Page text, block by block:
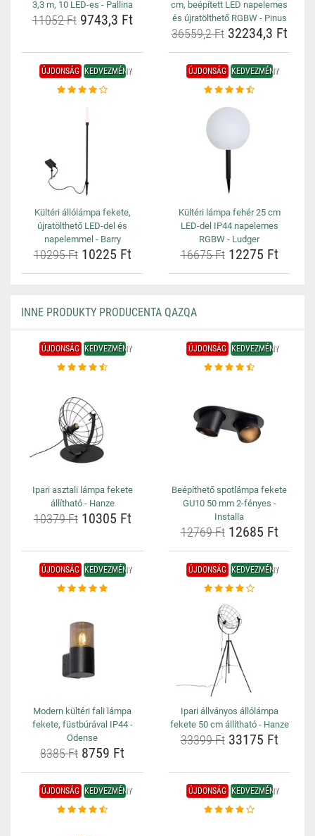
3,3 m, 10 LED-es - Pallina
11052 Ft9743,3 Ft
cm, beépített LED napelemes
és újratölthető RGBW - Pinus
36559,2 Ft32234,3 Ft
ÚJDONSÁG KEDVEZMÉNY
Kültéri állólámpa fekete,
újratölthető LED-del és
napelemmel - Barry
10295 Ft10225 Ft
ÚJDONSÁG KEDVEZMÉNY
Kültéri lámpa fehér 25 cm
LED-del IP44 napelemes
RGBW - Ludger
16675 Ft12275 Ft
INNE PRODUKTY PRODUCENTA QAZQA
ÚJDONSÁG KEDVEZMÉNY
Ipari asztali lámpa fekete
állítható - Hanze
10379 Ft10305 Ft
ÚJDONSÁG KEDVEZMÉNY
Beépíthető spotlámpa fekete
GU10 50 mm 2-fényes -
Installa
12769 Ft12685 Ft
ÚJDONSÁG KEDVEZMÉNY
Modern kültéri fali lámpa
fekete, füstbúrával IP44 -
Odense
8385 Ft 8759 Ft
ÚJDONSÁG KEDVEZMÉNY
Ipari állványos állólámpa
fekete 50 cm állítható - Hanze
33399 Ft33175 Ft
ÚJDONSÁG KEDVEZMÉNY ÚJDONSÁG KEDVEZMÉNY